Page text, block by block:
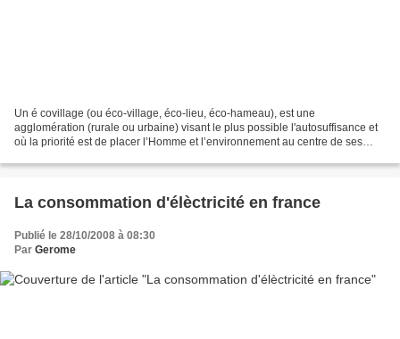
Un é covillage (ou éco-village, éco-lieu, éco-hameau), est une
agglomération (rurale ou urbaine) visant le plus possible l'autosuffisance et
où la priorité est de placer l’Homme et l’environnement au centre de ses
La consommation d'élèctricité en france
Publié le 28/10/2008 à 08:30
Par Gerome